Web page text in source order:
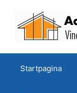
Startpagina